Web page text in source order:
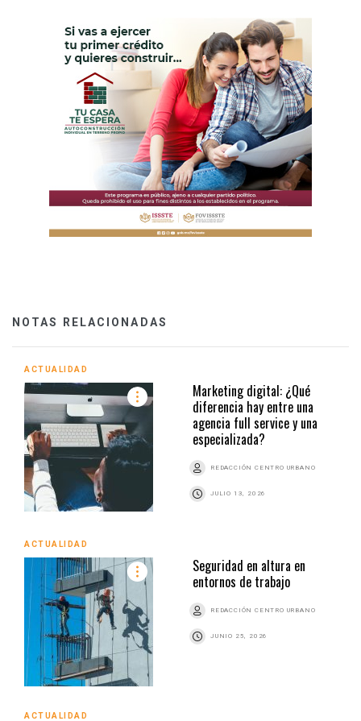
NOTAS RELACIONADAS
ACTUALIDAD
Marketing digital: ¿Qué
diferencia hay entre una
agencia full service y una
especializada?
REDACCIÓN CENTRO URBANO
JULIO 13, 2026
ACTUALIDAD
Seguridad en altura en
entornos de trabajo
REDACCIÓN CENTRO URBANO
JUNIO 25, 2026
ACTUALIDAD